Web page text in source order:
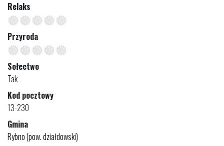
Relaks
Przyroda
Sołectwo
Tak
Kod pocztowy
13-230
Gmina
Rybno (pow. działdowski)